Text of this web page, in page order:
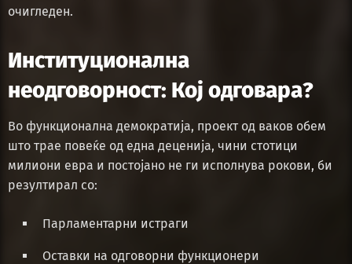
очигледен.
Институционална
неодговорност: Кој одговара?
Во функционална демократија, проект од ваков обем
што трае повеќе од една деценија, чини стотици
милиони евра и постојано не ги исполнува рокови, би
резултирал со:
Парламентарни истраги
Оставки на одговорни функционери